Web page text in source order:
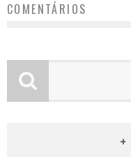
COMENTÁRIOS